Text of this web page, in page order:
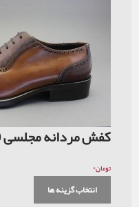
کفش مردانه مجلسی 2220 عسلی قهوه ای
تومان۰
انتخاب گزینه ها